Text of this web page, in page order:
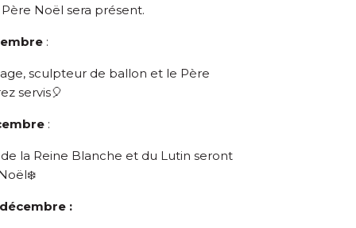
Père Noël sera présent.
:
sculpteur de ballon et le Père
servis🎈
:
la Reine Blanche et du Lutin seront
: